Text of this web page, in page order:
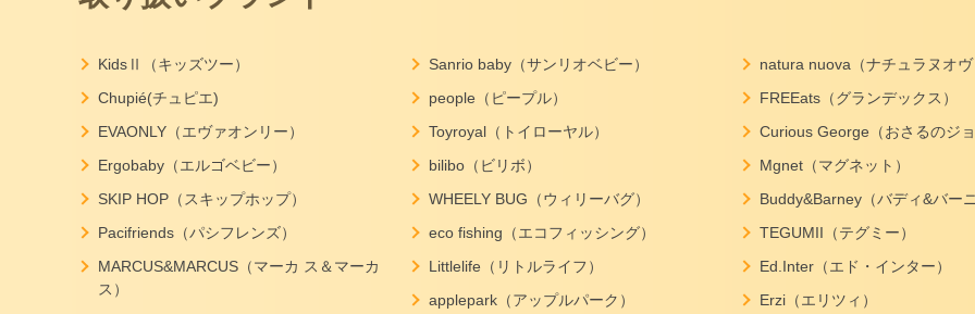
KidsⅡ（キッズツー）
Chupié(チュピエ)
EVAONLY（エヴァオンリー）
Ergobaby（エルゴベビー）
SKIP HOP（スキップホップ）
Pacifriends（パシフレンズ）
MARCUS&MARCUS（マーカ ス＆マーカ
ス）
Sanrio baby（サンリオベビー）
people（ピープル）
Toyroyal（トイローヤル）
bilibo（ビリボ）
WHEELY BUG（ウィリーバグ）
eco fishing（エコフィッシング）
Littlelife（リトルライフ）
applepark（アップルパーク）
natura nuova（ナチュラヌオヴ
FREEats（グランデックス）
Curious George（おさるのジョ
Mgnet（マグネット）
Buddy&Barney（バディ&バーニ
TEGUMII（テグミー）
Ed.Inter（エド・インター）
Erzi（エリツィ）